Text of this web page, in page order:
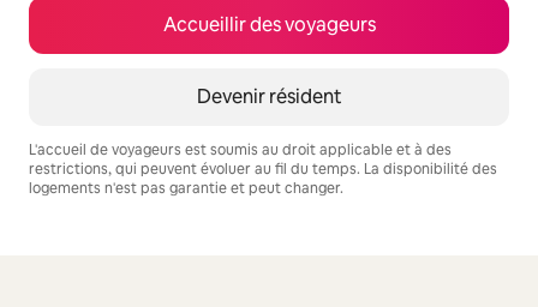
Accueillir des voyageurs
Devenir résident
L'accueil de voyageurs est soumis au droit applicable et à des
restrictions, qui peuvent évoluer au fil du temps. La disponibilité des
logements n'est pas garantie et peut changer.